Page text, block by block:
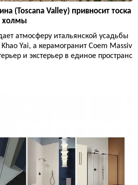
(Toscana Valley) привносит тоска
холмы
атмосферу итальянской усадьбы
Yai, а керамогранит Coem Massiv
и экстерьер в единое пространс